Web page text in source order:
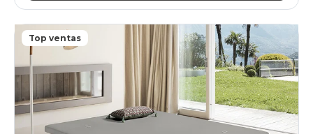
bases
140x180cmespecial
gama-
basic-
plus
black-
days
somieres-
bases
140x180cmespecial
Top ventas